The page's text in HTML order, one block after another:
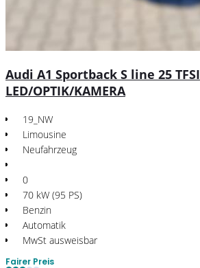
Audi A1 Sportback S line 25 TFSI
LED/OPTIK/KAMERA
19_NW
Limousine
Neufahrzeug
0
70 kW (95 PS)
Benzin
Automatik
MwSt ausweisbar
Fairer Preis